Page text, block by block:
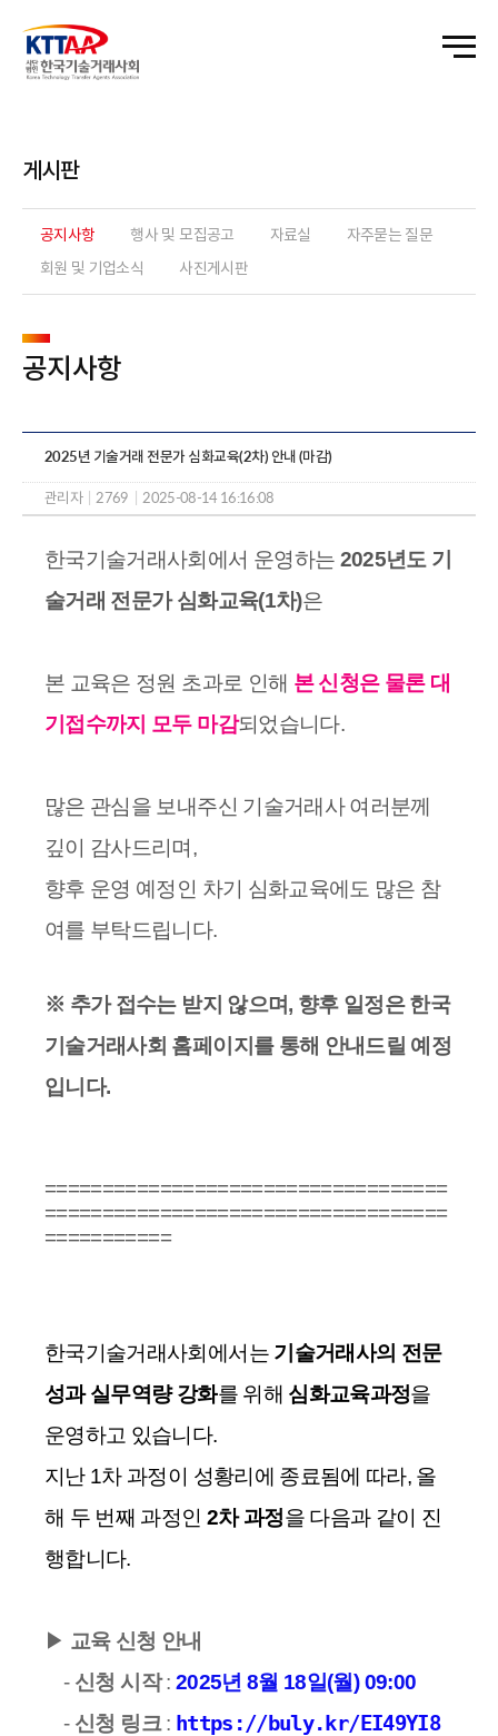
게시판
공지사항 행사 및 모집공고 자료실
자주묻는 질문
회원 및 기업소식
사진게시판
공지사항
2025년 기술거래 전문가 심화교육(2차) 안내 (마감)
관리자 2769 2025-08-14 16:16:08
한국기술거래사회에서 운영하는 2025년도 기
술거래 전문가 심화교육(1차)은
본 교육은 정원 초과로 인해 본 신청은 물론 대
기접수까지 모두 마감되었습니다.
많은 관심을 보내주신 기술거래사 여러분께
깊이 감사드리며,
향후 운영 예정인 차기 심화교육에도 많은 참
여를 부탁드립니다.
※ 추가 접수는 받지 않으며, 향후 일정은 한국
기술거래사회 홈페이지를 통해 안내드릴 예정
입니다.
===================================
===================================
===========
한국기술거래사회에서는 기술거래사의 전문
성과 실무역량 강화를 위해 심화교육과정을
운영하고 있습니다.
지난 1차 과정이 성황리에 종료됨에 따라, 올
해 두 번째 과정인 2차 과정을 다음과 같이 진
행합니다.
▶ 교육 신청 안내
- 신청 시작: 2025년 8월 18일(월) 09:00
- 신청 링크: https://buly.kr/EI49YI8